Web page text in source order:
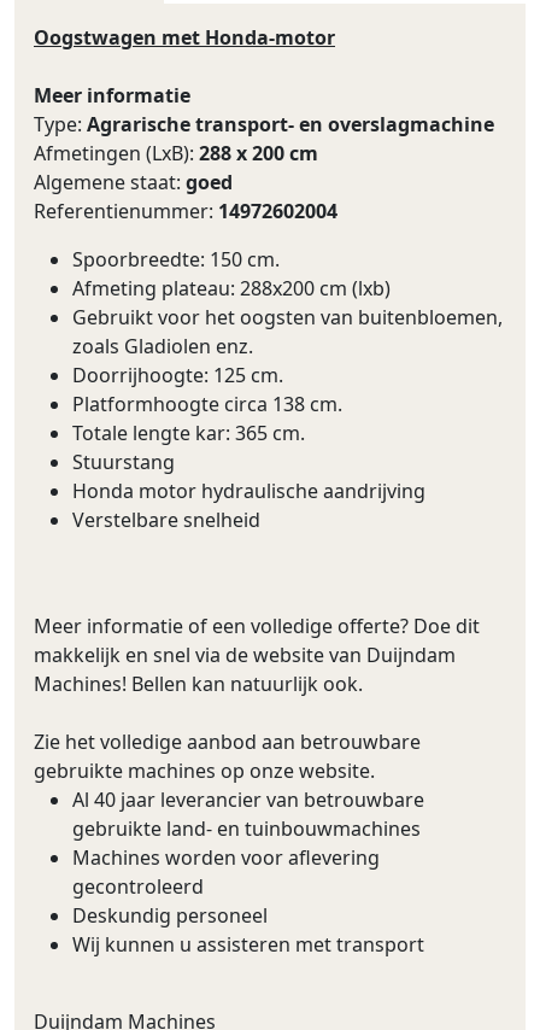
Oogstwagen met Honda-motor
Meer informatie
Type: Agrarische transport- en overslagmachine
Afmetingen (LxB): 288 x 200 cm
Algemene staat: goed
Referentienummer: 14972602004
Spoorbreedte: 150 cm.
Afmeting plateau: 288x200 cm (lxb)
Gebruikt voor het oogsten van buitenbloemen,
zoals Gladiolen enz.
Doorrijhoogte: 125 cm.
Platformhoogte circa 138 cm.
Totale lengte kar: 365 cm.
Stuurstang
Honda motor hydraulische aandrijving
Verstelbare snelheid
Meer informatie of een volledige offerte? Doe dit
makkelijk en snel via de website van Duijndam
Machines! Bellen kan natuurlijk ook.
Zie het volledige aanbod aan betrouwbare
gebruikte machines op onze website.
Al 40 jaar leverancier van betrouwbare
gebruikte land- en tuinbouwmachines
Machines worden voor aflevering
gecontroleerd
Deskundig personeel
Wij kunnen u assisteren met transport
Duijndam Machines